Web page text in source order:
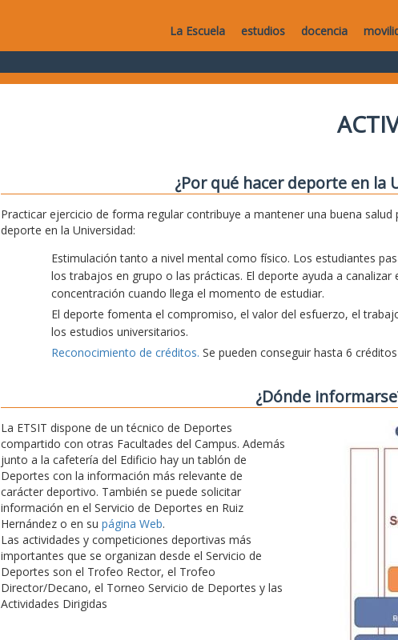
La Escuela estudios docencia
¿Por qué hacer deporte en la
Practicar ejercicio de forma regular contribuye a mantener una buena
deporte en la Universidad:
Estimulación tanto a nivel mental como físico. Los estudiantes
los trabajos en grupo o las prácticas. El deporte ayuda a
concentración cuando llega el momento de estudiar.
El deporte fomenta el compromiso, el valor del esfuerzo, el
los estudios universitarios.
Reconocimiento de créditos. Se pueden conseguir hasta 6
¿Dónde
La ETSIT dispone de un técnico de Deportes
compartido con otras Facultades del Campus. Además
junto a la cafetería del Edificio hay un tablón de
Deportes con la información más relevante de
carácter deportivo. También se puede solicitar
información en el Servicio de Deportes en Ruiz
Hernández o en su página Web.
Las actividades y competiciones deportivas más
importantes que se organizan desde el Servicio de
Deportes son el Trofeo Rector, el Trofeo
Director/Decano, el Torneo Servicio de Deportes y las
Actividades Dirigidas